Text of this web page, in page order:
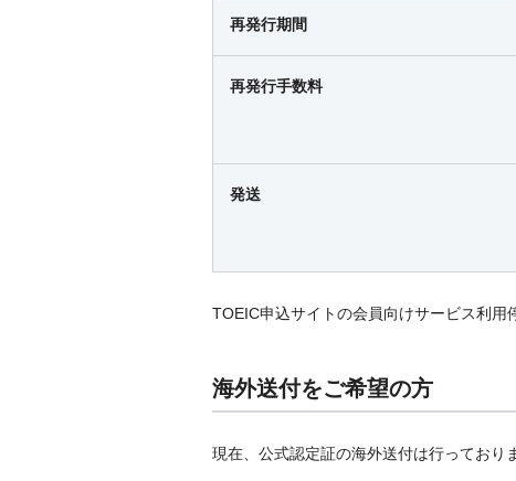
再発行期間
再発行手数料
発送
TOEIC申込サイトの会員向けサービス利用
海外送付をご希望の方
現在、公式認定証の海外送付は行っており